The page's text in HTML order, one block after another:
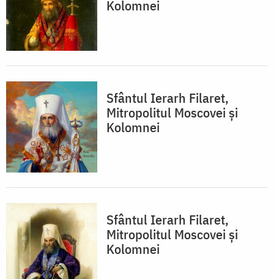
Kolomnei
Sfântul Ierarh Filaret,
Mitropolitul Moscovei și
Kolomnei
Sfântul Ierarh Filaret,
Mitropolitul Moscovei și
Kolomnei